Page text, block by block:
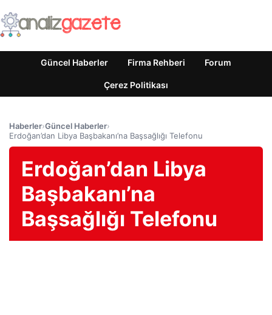
Güncel Haberler Firma Rehberi Forum
Çerez Politikası
Haberler›Güncel Haberler›
Erdoğan’dan Libya Başbakanı’na Başsağlığı Telefonu
Erdoğan’dan Libya
Başbakanı’na
Başsağlığı Telefonu